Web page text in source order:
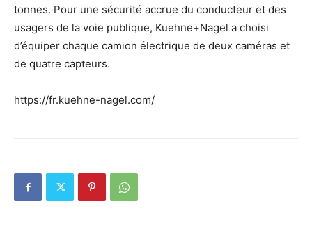
tonnes. Pour une sécurité accrue du conducteur et des
usagers de la voie publique, Kuehne+Nagel a choisi
d’équiper chaque camion électrique de deux caméras et
de quatre capteurs.
https://fr.kuehne-nagel.com/